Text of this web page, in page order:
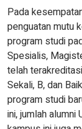
Pada
penguatan mutu
program studi
Spesialis,
telah
Sekali, B, dan
program studi
ini, jumlah